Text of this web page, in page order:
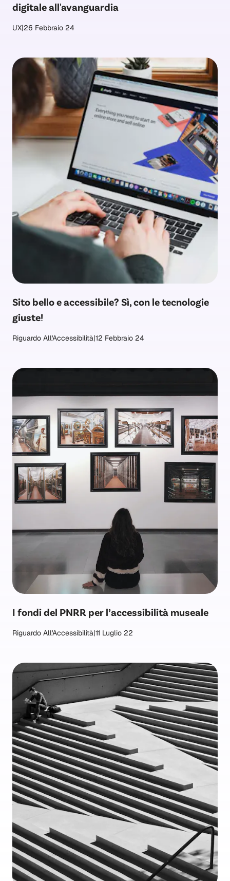
digitale all'avanguardia
UX|26 Febbraio 24
Sito bello e accessibile? Sì, con le tecnologie
giuste!
Riguardo All'Accessibilità|12 Febbraio 24
I fondi del PNRR per l’accessibilità museale
Riguardo All'Accessibilità|11 Luglio 22